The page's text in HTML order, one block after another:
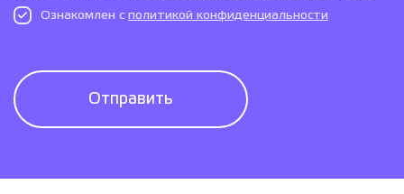
Ознакомлен с политикой конфиденциальности
Отправить